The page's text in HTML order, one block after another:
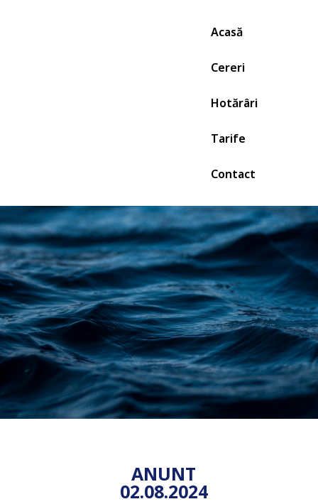
Acasă
Cereri
Hotărâri
Tarife
Contact
ANUNT
02.08.2024